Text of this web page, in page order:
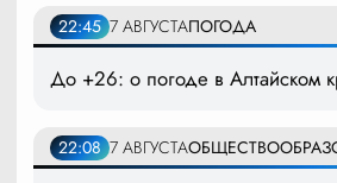
22:45 7 АВГУСТАПОГОДА
До +26: о погоде в Алтайском
22:08 7 АВГУСТАОБЩЕСТВО